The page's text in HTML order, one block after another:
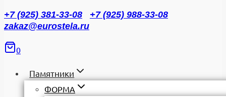
+7 (925) 381-33-08
+7 (925) 988-33-08
zakaz@eurostela.ru
0
Памятники
ФОРМА